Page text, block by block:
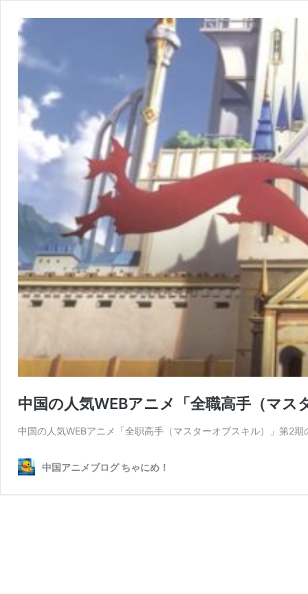
中国の人気WEBアニメ「全職高手（マ
中国の人気WEBアニメ「全职高手（マスターオブスキル）」第2
中国アニメブログ ちゃにめ！